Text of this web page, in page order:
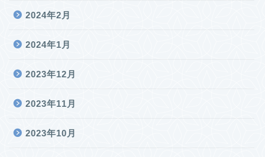
2024年2月
2024年1月
2023年12月
2023年11月
2023年10月